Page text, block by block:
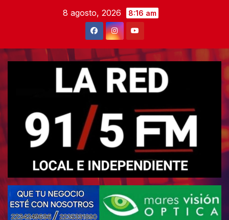
8 agosto, 2026 8:16 am